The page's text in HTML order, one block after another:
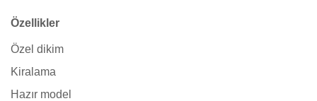
Özellikler
Özel dikim
Kiralama
Hazır model